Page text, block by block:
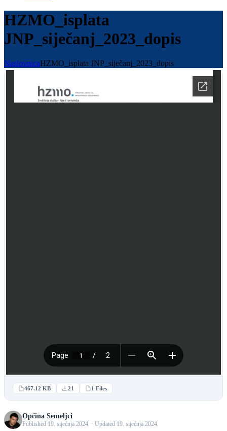
HZMO_isplata
JNP_siječanj_2023_dopis
NaslovnicaHZMO_isplata JNP_siječanj_2023_dopis
467.12 KB 21 1 Files
Općina Semeljci
Published 19. siječnja 2024. · Updated 19. siječnja 2024.